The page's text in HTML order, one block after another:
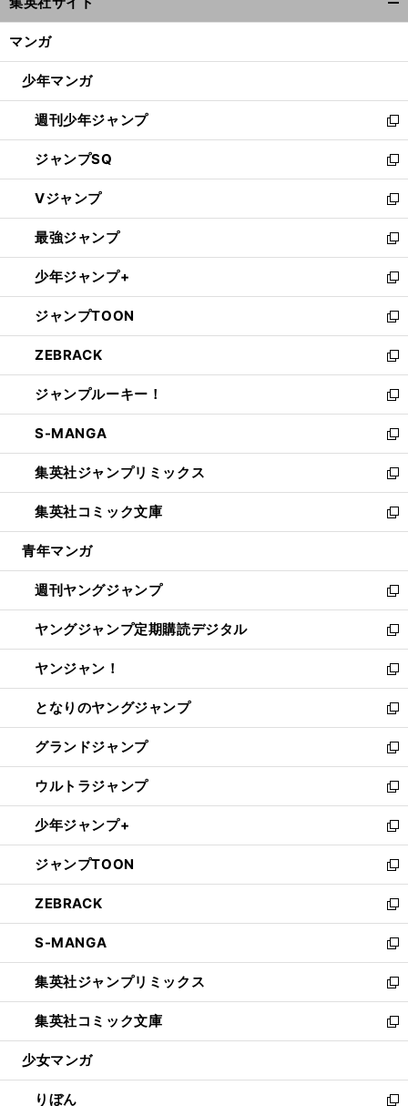
ィ
ン
ウ
開
く
マンガ
少年マンガ
週刊少年ジャンプ
新
し
い
ウ
ィ
ン
ド
ウ
で
開
く
ジャンプSQ
新
し
い
ウ
ィ
ン
ド
ウ
で
開
く
Vジャンプ
新
し
い
ウ
ィ
ン
ド
ウ
で
開
く
最強ジャンプ
新
し
い
ウ
ィ
ン
ド
ウ
で
開
く
少年ジャンプ+
新
し
い
ウ
ィ
ン
ド
ウ
で
開
く
ジャンプTOON
新
し
い
ウ
ィ
ン
ド
ウ
で
開
く
ZEBRACK
新
し
い
ウ
ィ
ン
ド
ウ
で
開
ジャンプルーキー！
新
し
い
ウ
ィ
ン
ド
ウ
開
く
S-MANGA
新
し
い
ウ
ィ
ン
ウ
で
開
く
集英社ジャンプリミックス
新
し
い
ウ
ン
ド
ウ
で
開
く
集英社コミック文庫
新
し
ウ
ィ
ン
ド
ウ
で
開
く
青年マンガ
週刊ヤングジャンプ
新
し
い
ウ
ィ
ン
ド
ウ
で
開
く
ヤングジャンプ定期購読デジタル
新
し
い
ウ
ィ
ン
ド
ウ
で
開
く
ヤンジャン！
新
し
い
ウ
ィ
ン
ド
ウ
で
開
く
となりのヤングジャンプ
新
し
い
ウ
ィ
ン
ド
ウ
で
開
く
グランドジャンプ
新
し
い
ウ
ィ
ン
ド
ウ
で
開
く
ウルトラジャンプ
新
し
い
ウ
ィ
ン
ド
ウ
で
開
く
少年ジャンプ+
新
し
い
ウ
ィ
ン
ド
ウ
で
開
く
ジャンプTOON
新
し
い
ウ
ィ
ン
ド
ウ
で
開
ZEBRACK
新
し
い
ウ
ィ
ン
ド
ウ
開
く
S-MANGA
新
し
い
ウ
ィ
ン
ウ
で
集英社ジャンプリミックス
新
し
い
ウ
ン
ド
集英社コミック文庫
新
し
ウ
ィ
少女マンガ
りぼん